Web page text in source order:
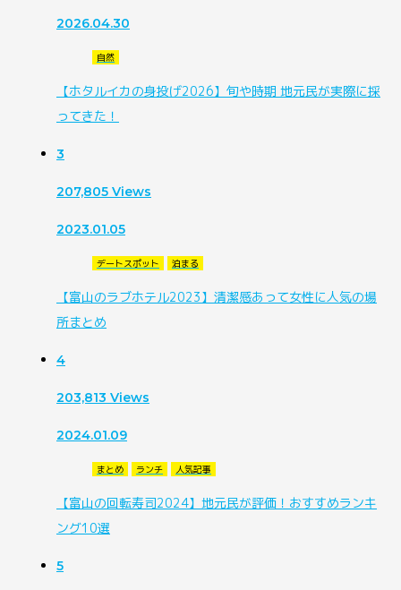
2026.04.30
自然
【ホタルイカの身投げ2026】旬や時期 地元民が実際に採
ってきた！
3
207,805 Views
2023.01.05
デートスポット 泊まる
【富山のラブホテル2023】清潔感あって女性に人気の場
所まとめ
4
203,813 Views
2024.01.09
まとめ ランチ 人気記事
【富山の回転寿司2024】地元民が評価！おすすめランキ
ング10選
5